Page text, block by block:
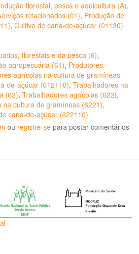
florestal, pesca e aqüicultura (A),
relacionados (01), Produção de
, Cultivo de cana-de-açúcar (01130)
florestais e da pesca (6),
agropecuária (61), Produtores
agrícolas na cultura de gramíneas
de-açúcar (612110), Trabalhadores na
(62), Trabalhadores agrícolas (622),
na cultura de gramíneas (6221),
cana-de-açúcar (622110)
ou registre-se para postar comentários